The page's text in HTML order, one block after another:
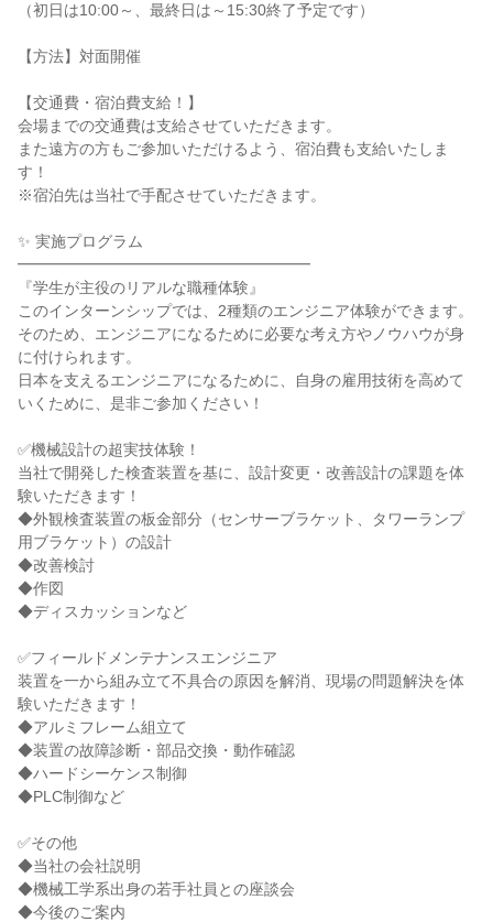
（初日は10:00～、最終日は～15:30終了予定です）
【方法】対面開催
【交通費・宿泊費支給！】
会場までの交通費は支給させていただきます。
また遠方の方もご参加いただけるよう、宿泊費も支給いたしま
す！
※宿泊先は当社で手配させていただきます。
✨ 実施プログラム
━━━━━━━━━━━━━━━━━━━
『学生が主役のリアルな職種体験』
このインターンシップでは、2種類のエンジニア体験ができます。
そのため、エンジニアになるために必要な考え方やノウハウが身
に付けられます。
日本を支えるエンジニアになるために、自身の雇用技術を高めて
いくために、是非ご参加ください！
✅機械設計の超実技体験！
当社で開発した検査装置を基に、設計変更・改善設計の課題を体
験いただきます！
◆外観検査装置の板金部分（センサーブラケット、タワーランプ
用ブラケット）の設計
◆改善検討
◆作図
◆ディスカッションなど
✅フィールドメンテナンスエンジニア
装置を一から組み立て不具合の原因を解消、現場の問題解決を体
験いただきます！
◆アルミフレーム組立て
◆装置の故障診断・部品交換・動作確認
◆ハードシーケンス制御
◆PLC制御など
✅その他
◆当社の会社説明
◆機械工学系出身の若手社員との座談会
◆今後のご案内